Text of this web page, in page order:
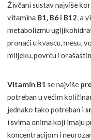
Živčani sustav najviše
vitamina B1, B6 i B12, a
metabolizmu
pronaći u kvascu, mesu,
mlijeku, povrću i
Vitamin B1 se najviše
potreban u većim
jednako tako potreban i
i svima onima koji imaju
koncentracijom i